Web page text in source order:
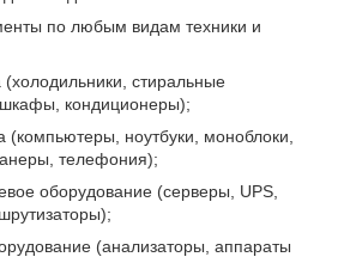
по любым видам техники и
(холодильники, стиральные
кондиционеры);
(компьютеры, ноутбуки, моноблоки,
телефония);
оборудование (серверы, UPS,
(анализаторы, аппараты